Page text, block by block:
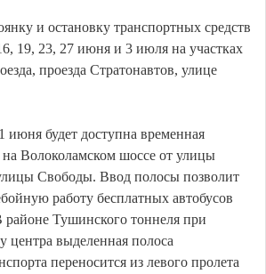
и остановку транспортных средств
19, 23, 27 июня и 3 июля на участках
проезда Стратонавтов, улице
июня будет доступна временная
Волоколамском шоссе от улицы
Свободы. Ввод полосы позволит
работу бесплатных автобусов
районе Тушинского тоннеля при
центра выделенная полоса
переносится из левого пролета